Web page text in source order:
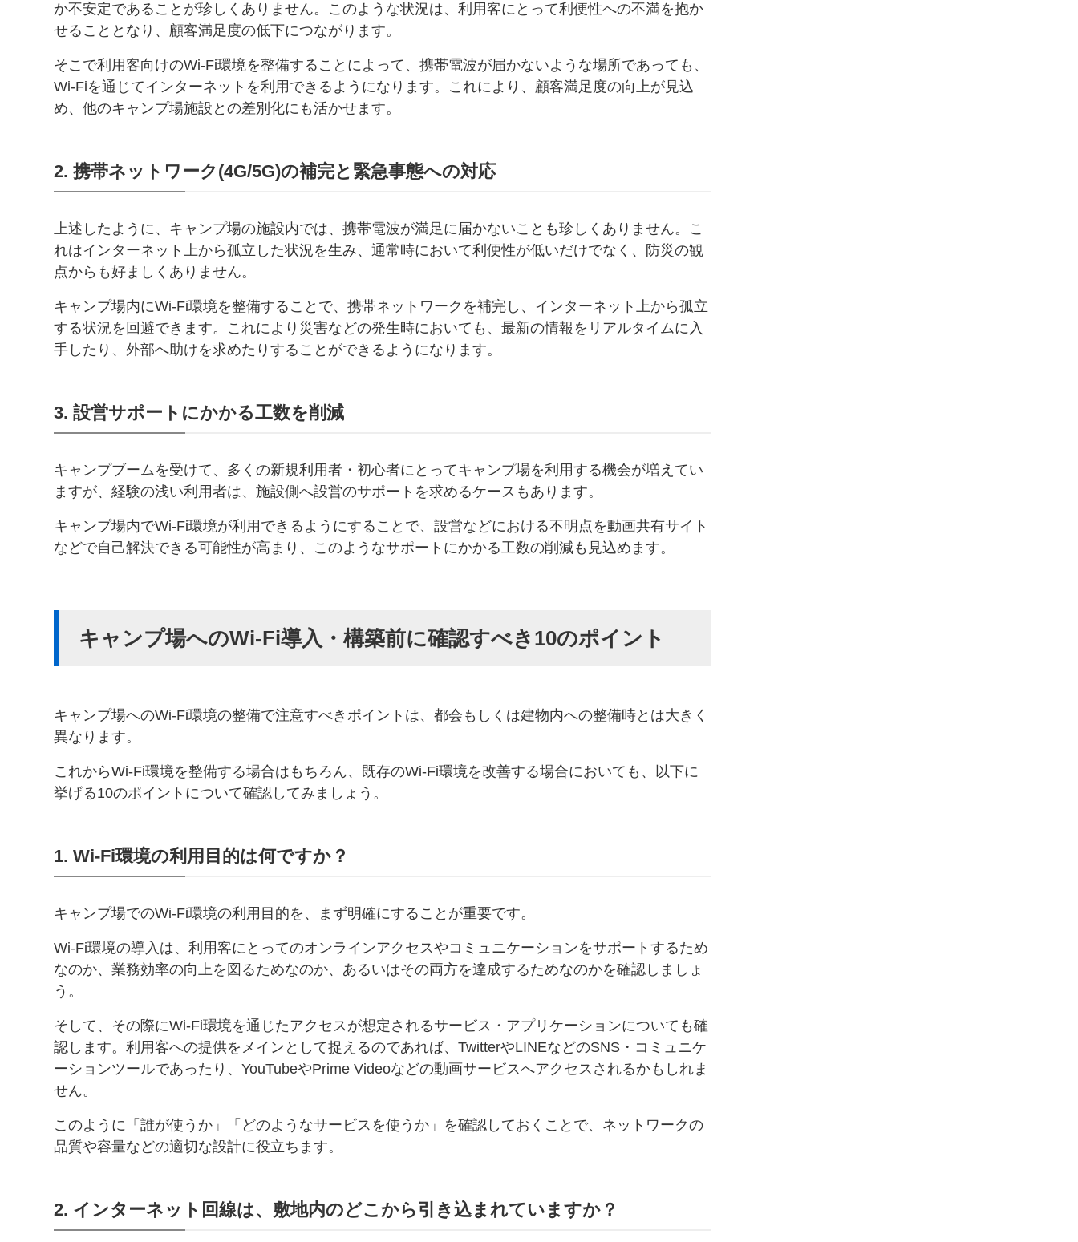
か不安定であることが珍しくありません。このような状況は、利用客にとって利便性への不満を抱か
せることとなり、顧客満足度の低下につながります。
そこで利用客向けのWi-Fi環境を整備することによって、携帯電波が届かないような場所であっても、
Wi-Fiを通じてインターネットを利用できるようになります。これにより、顧客満足度の向上が見込
め、他のキャンプ場施設との差別化にも活かせます。
2. 携帯ネットワーク(4G/5G)の補完と緊急事態への対応
上述したように、キャンプ場の施設内では、携帯電波が満足に届かないことも珍しくありません。こ
れはインターネット上から孤立した状況を生み、通常時において利便性が低いだけでなく、防災の観
点からも好ましくありません。
キャンプ場内にWi-Fi環境を整備することで、携帯ネットワークを補完し、インターネット上から孤立
する状況を回避できます。これにより災害などの発生時においても、最新の情報をリアルタイムに入
手したり、外部へ助けを求めたりすることができるようになります。
3. 設営サポートにかかる工数を削減
キャンプブームを受けて、多くの新規利用者・初心者にとってキャンプ場を利用する機会が増えてい
ますが、経験の浅い利用者は、施設側へ設営のサポートを求めるケースもあります。
キャンプ場内でWi-Fi環境が利用できるようにすることで、設営などにおける不明点を動画共有サイト
などで自己解決できる可能性が高まり、このようなサポートにかかる工数の削減も見込めます。
キャンプ場へのWi-Fi導入・構築前に確認すべき10のポイント
キャンプ場へのWi-Fi環境の整備で注意すべきポイントは、都会もしくは建物内への整備時とは大きく
異なります。
これからWi-Fi環境を整備する場合はもちろん、既存のWi-Fi環境を改善する場合においても、以下に
挙げる10のポイントについて確認してみましょう。
1. Wi-Fi環境の利用目的は何ですか？
キャンプ場でのWi-Fi環境の利用目的を、まず明確にすることが重要です。
Wi-Fi環境の導入は、利用客にとってのオンラインアクセスやコミュニケーションをサポートするため
なのか、業務効率の向上を図るためなのか、あるいはその両方を達成するためなのかを確認しましょ
う。
そして、その際にWi-Fi環境を通じたアクセスが想定されるサービス・アプリケーションについても確
認します。利用客への提供をメインとして捉えるのであれば、TwitterやLINEなどのSNS・コミュニケ
ーションツールであったり、YouTubeやPrime Videoなどの動画サービスへアクセスされるかもしれま
せん。
このように「誰が使うか」「どのようなサービスを使うか」を確認しておくことで、ネットワークの
品質や容量などの適切な設計に役立ちます。
2. インターネット回線は、敷地内のどこから引き込まれていますか？